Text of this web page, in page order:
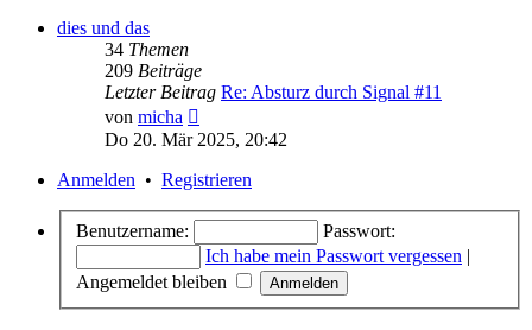
dies und das
34 Themen
209 Beiträge
Letzter Beitrag Re: Absturz durch Signal #11
von micha
Beitrag
Do 20. Mär 2025, 20:42
Anmelden • Registrieren
Benutzername:
Passwort:
Ich habe mein Passwort vergessen |
Angemeldet bleiben